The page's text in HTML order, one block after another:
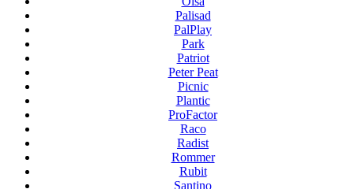
Palisad
PalPlay
Park
Patriot
Peter Peat
Picnic
Plantic
ProFactor
Raco
Radist
Rommer
Rubit
Santino